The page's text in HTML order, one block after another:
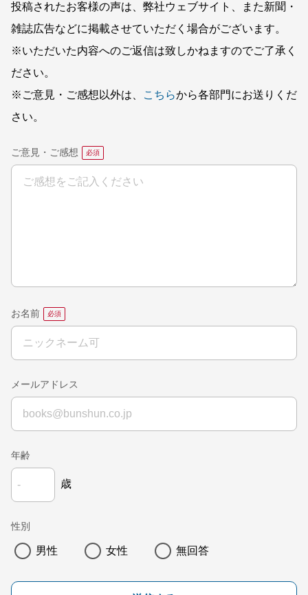
投稿されたお客様の声は、弊社ウェブサイト、また新聞・
雑誌広告などに掲載させていただく場合がございます。
※いただいた内容へのご返信は致しかねますのでご了承く
ださい。
※ご意見・ご感想以外は、
こちらから各部門にお送りくだ
さい。
ご意見・ご感想
お名前
メールアドレス
年齢
歳
性別
男性 女性 無回答